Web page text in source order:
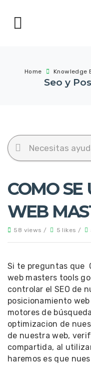
Home Knowledge
Seo y
COMO SE
WEB
58 views / 5 likes /
Si te preguntas que
web masters tools
controlar el SEO de
posicionamiento
motores de
optimizacion de
de nuestra web,
compartida, al
haremos es que